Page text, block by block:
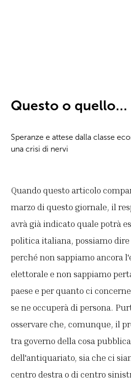
Questo o quello…
Speranze e attese dalla classe
una crisi di nervi
Quando questo articolo
marzo di questo giornale, il
avrà già indicato quale potrà
politica italiana, possiamo
perché non sappiamo ancora
elettorale e non sappiamo
paese e per quanto ci
se ne occuperà di persona.
osservare che, comunque, il
tra governo della cosa
dell'antiquariato, sia che ci
centro destra o di centro